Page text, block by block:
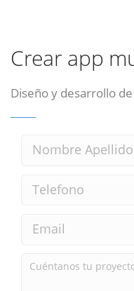
Crear app
Diseño y desarrollo